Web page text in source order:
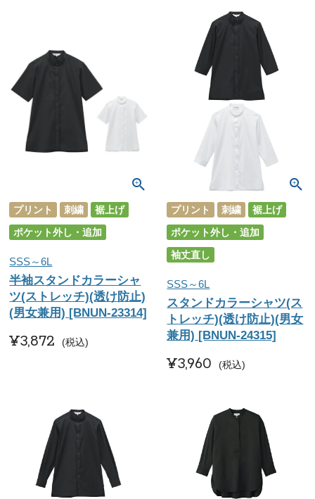
プリント 刺繍
裾上げ
ポケット外し・追加
SSS～6L
半袖スタンドカラーシャ
ツ(ストレッチ)(透け防止)
(男女兼用) [BNUN-23314]
¥3,872 税込
プリント 刺繍
裾上げ
ポケット外し・追加
袖丈直し
SSS～6L
スタンドカラーシャツ(ス
トレッチ)(透け防止)(男女
兼用) [BNUN-24315]
¥3,960 税込